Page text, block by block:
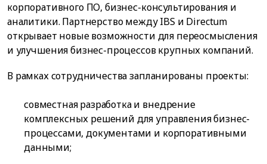
корпоративного ПО, бизнес-консультирования и
аналитики. Партнерство между IBS и Directum
открывает новые возможности для переосмысления
и улучшения бизнес-процессов крупных компаний.
В рамках сотрудничества запланированы проекты:
совместная разработка и внедрение
комплексных решений для управления бизнес-
процессами, документами и корпоративными
данными;